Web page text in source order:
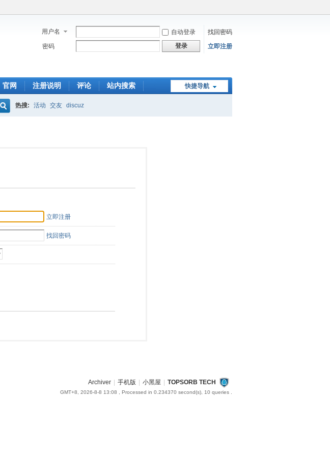
用户名 自动登录
找回密码
密码
登录 立即注册
快捷导航
官网 注册说明 评论
站内搜索
热搜: 活动 交友 discuz
立即注册
找回密码
Archiver 手机版 小黑屋 TOPSORB TECH
GMT+8, 2026-8-8 13:08 , Processed in 0.234370 second(s), 10 queries .